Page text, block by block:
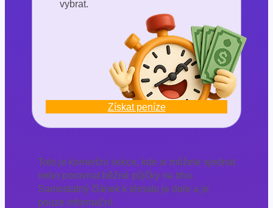
vybrat.
Získat peníze
Toto je komerční sekce, kde si můžete sjednat
nebo porovnat běžné půjčky na trhu.
Samostatný článek k tématu je dole a je
pouze informační.